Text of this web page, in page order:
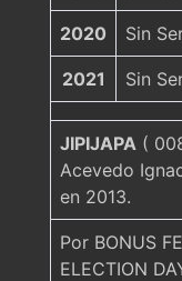
2020 Sin
2021 Sin
JIPIJAPA (
Acevedo
en 2013.
Por BONUS
ELECTION